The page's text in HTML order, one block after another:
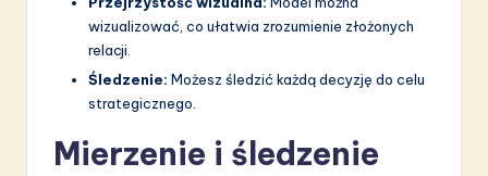
wizualizować, co ułatwia zrozumienie złożonych
relacji.
Śledzenie: Możesz śledzić każdą decyzję do celu
strategicznego.
Mierzenie i śledzenie